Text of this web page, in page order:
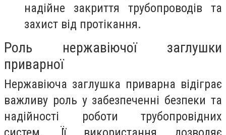
надійне закриття трубопроводів та
захист від протікання.
Роль нержавіючої заглушки
приварної
Нержавіюча заглушка приварна відіграє
важливу роль у забезпеченні безпеки та
надійності роботи трубопровідних